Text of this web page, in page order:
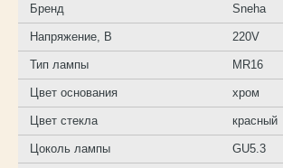
Бренд Sneha
Напряжение, В 220V
Тип лампы MR16
Цвет основания хром
Цвет стекла красный
Цоколь лампы GU5.3